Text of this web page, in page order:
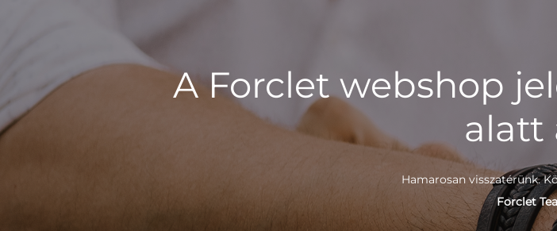
A Forclet webshop
alatt
Hamarosan visszatérünk.
Forclet